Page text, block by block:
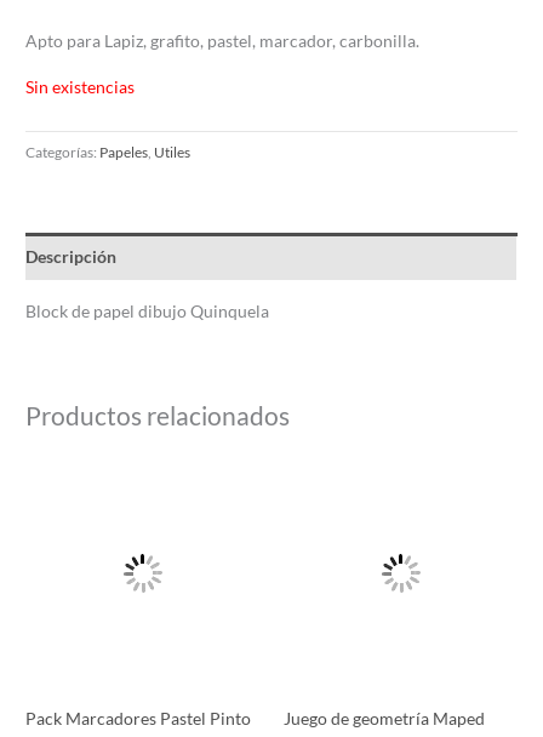
Apto para Lapiz, grafito, pastel, marcador, carbonilla.
Sin existencias
Categorías: Papeles, Utiles
Descripción
Block de papel dibujo Quinquela
Productos relacionados
Pack Marcadores Pastel Pinto
Juego de geometría Mapedpueden